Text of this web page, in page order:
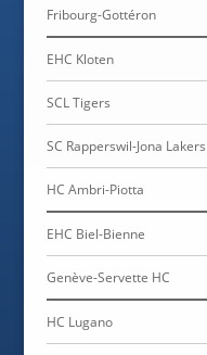
Fribourg-Gottéron
EHC Kloten
SCL Tigers
SC Rapperswil-Jona Lakers
HC Ambri-Piotta
EHC Biel-Bienne
Genève-Servette HC
HC Lugano